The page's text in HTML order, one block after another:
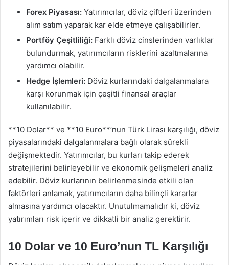
Forex Piyasası: Yatırımcılar, döviz çiftleri üzerinden
alım satım yaparak kar elde etmeye çalışabilirler.
Portföy Çeşitliliği: Farklı döviz cinslerinden varlıklar
bulundurmak, yatırımcıların risklerini azaltmalarına
yardımcı olabilir.
Hedge İşlemleri: Döviz kurlarındaki dalgalanmalara
karşı korunmak için çeşitli finansal araçlar
kullanılabilir.
**10 Dolar** ve **10 Euro**’nun Türk Lirası karşılığı, döviz
piyasalarındaki dalgalanmalara bağlı olarak sürekli
değişmektedir. Yatırımcılar, bu kurları takip ederek
stratejilerini belirleyebilir ve ekonomik gelişmeleri analiz
edebilir. Döviz kurlarının belirlenmesinde etkili olan
faktörleri anlamak, yatırımcıların daha bilinçli kararlar
almasına yardımcı olacaktır. Unutulmamalıdır ki, döviz
yatırımları risk içerir ve dikkatli bir analiz gerektirir.
10 Dolar ve 10 Euro’nun TL Karşılığı